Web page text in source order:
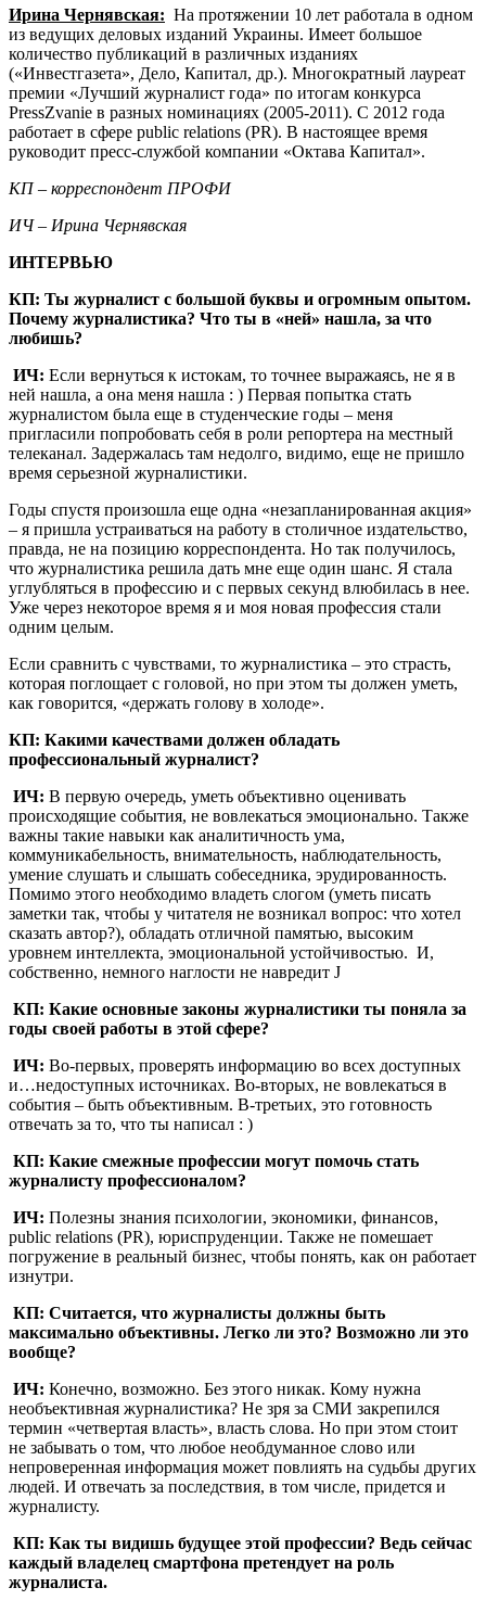
Ирина Чернявская: На протяжении 10 лет работала в одном
из ведущих деловых изданий Украины. Имеет большое
количество публикаций в различных изданиях
(«Инвестгазета», Дело, Капитал, др.). Многократный лауреат
премии «Лучший журналист года» по итогам конкурса
PressZvanie в разных номинациях (2005-2011). С 2012 года
работает в сфере public relations (PR). В настоящее время
руководит пресс-службой компании «Октава Капитал».
КП – корреспондент ПРОФИ
ИЧ – Ирина Чернявская
ИНТЕРВЬЮ
КП: Ты журналист с большой буквы и огромным опытом.
Почему журналистика? Что ты в «ней» нашла, за что
любишь?
ИЧ: Если вернуться к истокам, то точнее выражаясь, не я в
ней нашла, а она меня нашла : ) Первая попытка стать
журналистом была еще в студенческие годы – меня
пригласили попробовать себя в роли репортера на местный
телеканал. Задержалась там недолго, видимо, еще не пришло
время серьезной журналистики.
Годы спустя произошла еще одна «незапланированная акция»
– я пришла устраиваться на работу в столичное издательство,
правда, не на позицию корреспондента. Но так получилось,
что журналистика решила дать мне еще один шанс. Я стала
углубляться в профессию и с первых секунд влюбилась в нее.
Уже через некоторое время я и моя новая профессия стали
одним целым.
Если сравнить с чувствами, то журналистика – это страсть,
которая поглощает с головой, но при этом ты должен уметь,
как говорится, «держать голову в холоде».
КП: Какими качествами должен обладать
профессиональный журналист?
ИЧ: В первую очередь, уметь объективно оценивать
происходящие события, не вовлекаться эмоционально. Также
важны такие навыки как аналитичность ума,
коммуникабельность, внимательность, наблюдательность,
умение слушать и слышать собеседника, эрудированность.
Помимо этого необходимо владеть слогом (уметь писать
заметки так, чтобы у читателя не возникал вопрос: что хотел
сказать автор?), обладать отличной памятью, высоким
уровнем интеллекта, эмоциональной устойчивостью. И,
собственно, немного наглости не навредит J
КП: Какие основные законы журналистики ты поняла за
годы своей работы в этой сфере?
ИЧ: Во-первых, проверять информацию во всех доступных
и…недоступных источниках. Во-вторых, не вовлекаться в
события – быть объективным. В-третьих, это готовность
отвечать за то, что ты написал : )
КП: Какие смежные профессии могут помочь стать
журналисту профессионалом?
ИЧ: Полезны знания психологии, экономики, финансов,
public relations (PR), юриспруденции. Также не помешает
погружение в реальный бизнес, чтобы понять, как он работает
изнутри.
КП: Считается, что журналисты должны быть
максимально объективны. Легко ли это? Возможно ли это
вообще?
ИЧ: Конечно, возможно. Без этого никак. Кому нужна
необъективная журналистика? Не зря за СМИ закрепился
термин «четвертая власть», власть слова. Но при этом стоит
не забывать о том, что любое необдуманное слово или
непроверенная информация может повлиять на судьбы других
людей. И отвечать за последствия, в том числе, придется и
журналисту.
КП: Как ты видишь будущее этой профессии? Ведь сейчас
каждый владелец смартфона претендует на роль
журналиста.